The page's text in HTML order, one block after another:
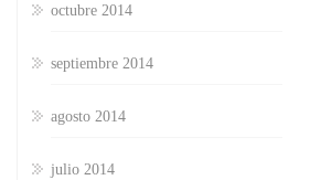
octubre 2014
septiembre 2014
agosto 2014
julio 2014